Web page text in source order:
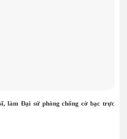
làm Đại sứ phòng chống cờ bạc trực